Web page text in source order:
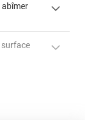
du
abîmer
l'action de la
surface
angles